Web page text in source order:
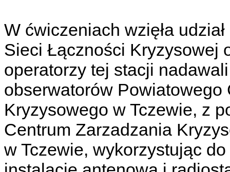
W ćwiczeniach wzięła
Sieci Łączności Kryzysowej
operatorzy tej stacji
obserwatorów Powiatowego
Kryzysowego w Tczewie, z
Centrum Zarzadzania
w Tczewie, wykorzystując